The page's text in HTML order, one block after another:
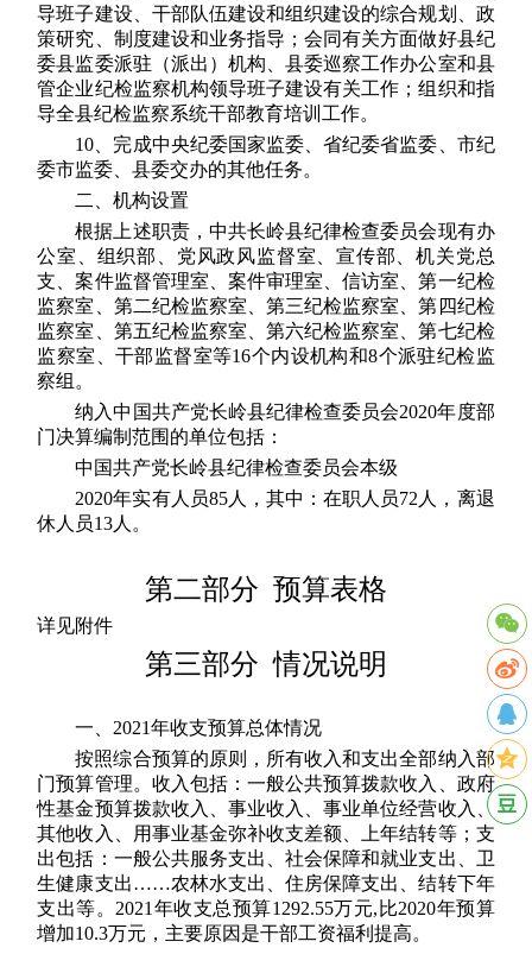
导班子建设、干部队伍建设和组织建设的综合规划、政
策研究、制度建设和业务指导；会同有关方面做好县纪
委县监委派驻（派出）机构、县委巡察工作办公室和县
管企业纪检监察机构领导班子建设有关工作；组织和指
导全县纪检监察系统干部教育培训工作。
10、完成中央纪委国家监委、省纪委省监委、市纪
委市监委、县委交办的其他任务。
二、机构设置
根据上述职责，中共长岭县纪律检查委员会现有办
公室、组织部、党风政风监督室、宣传部、机关党总
支、案件监督管理室、案件审理室、信访室、第一纪检
监察室、第二纪检监察室、第三纪检监察室、第四纪检
监察室、第五纪检监察室、第六纪检监察室、第七纪检
监察室、干部监督室等16个内设机构和8个派驻纪检监
察组。
纳入中国共产党长岭县纪律检查委员会2020年度部
门决算编制范围的单位包括：
中国共产党长岭县纪律检查委员会本级
2020年实有人员85人，其中：在职人员72人，离退
休人员13人。
第二部分 预算表格
详见附件
第三部分 情况说明
一、2021年收支预算总体情况
按照综合预算的原则，所有收入和支出全部纳入部
门预算管理。收入包括：一般公共预算拨款收入、政府
性基金预算拨款收入、事业收入、事业单位经营收入、
其他收入、用事业基金弥补收支差额、上年结转等；支
出包括：一般公共服务支出、社会保障和就业支出、卫
生健康支出……农林水支出、住房保障支出、结转下年
支出等。2021年收支总预算1292.55万元,比2020年预算
增加10.3万元，主要原因是干部工资福利提高。